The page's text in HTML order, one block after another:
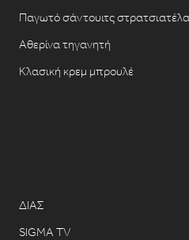
Παγωτό σάντουιτς στρατσιατέλα
Αθερίνα τηγανητή
Κλασική κρεμ μπρουλέ
ΔΙΑΣ
SIGMA TV